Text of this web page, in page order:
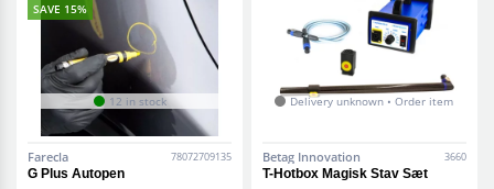
SAVE 15%
12 in stock
Farecla 78072709135
G Plus Autopen
Delivery unknown • Order item
Betag Innovation 3660
T-Hotbox Magisk Stav Sæt